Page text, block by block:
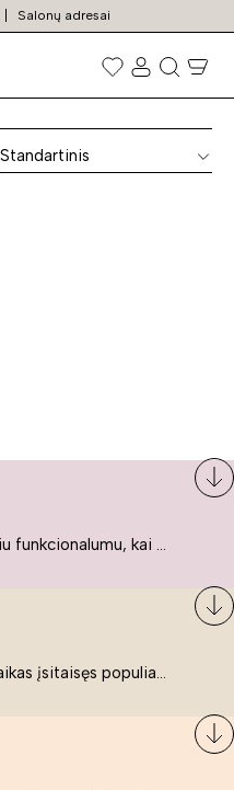
Salonų adresai
Standartinis
Šiuolaikiniai baldai žavi išskirtiniu funkcionalumu, kai kurie jų pelnytai net pavadinami meno kūriniais, nes jie tikrai yra išskirtiniai, originalūs ir puikiai atliepiantys į šiuolaikinių žmonių poreikius bei gyvenimo būdo ypatumus.
Skandinaviškas stilius jau kuris laikas įsitaisęs populiariausiųjų sąraše. Namai, butai labai dažnai įrengiami remiantis būtent šio stiliaus ypatumais. Dėl švelnių spalvų, praktiškumo ir estetikos jis masina tuos, kurie neabejingi šviesiem ar neutralių spalvų koloritui, paprastumui, funkcionalumui, natūralumui ir stilingai estetikai. Platų skandinaviškų baldų spektrą rasite „Deinavos baldų“ asortimente.